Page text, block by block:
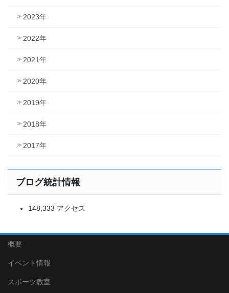
2023年
2022年
2021年
2020年
2019年
2018年
2017年
ブログ統計情報
148,333 アクセス
概要
イベント情報
スポーツ教室